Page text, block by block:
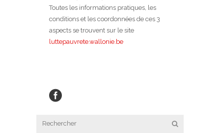
Toutes les informations pratiques, les
conditions et les coordonnées de ces 3
aspects se trouvent sur le site
luttepauvrete.wallonie.be